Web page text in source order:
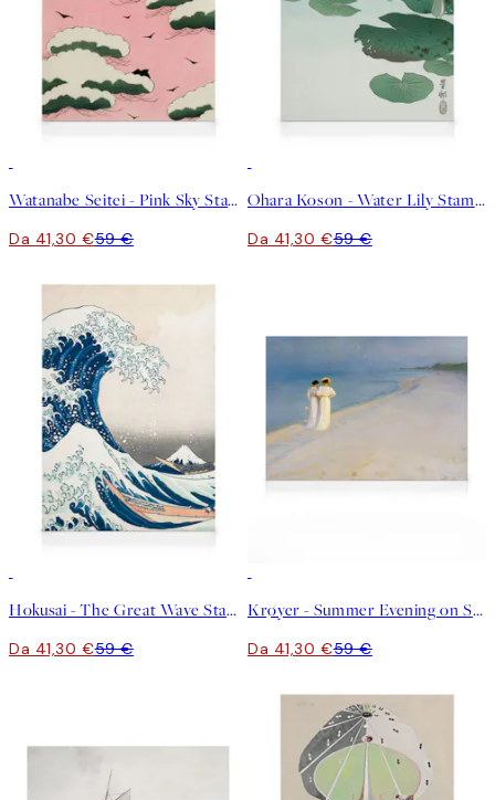
Watanabe Seitei - Pink Sky Stampa su Tela
Da 41,30 €59 €
Ohara Koson - Water Lily Stampa su Tela
Da 41,30 €59 €
Hokusai - The Great Wave Stampa su Tela
Da 41,30 €59 €
Krøyer - Summer Evening on Skagen's Southern Beach Stampa su Tela
Da 41,30 €59 €